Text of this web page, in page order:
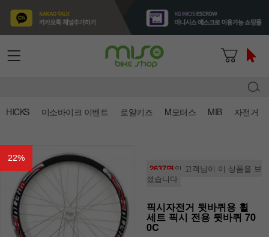
HICKS 미소바이크 이벤트 로얄키즈 M모터스 MIB 자전거
22%
2637명의 고객님이 이 상품을 보
셨습니다
픽시자전거 뒷바퀴용 휠
세트 픽시 전용 뒷바퀴 70
0C